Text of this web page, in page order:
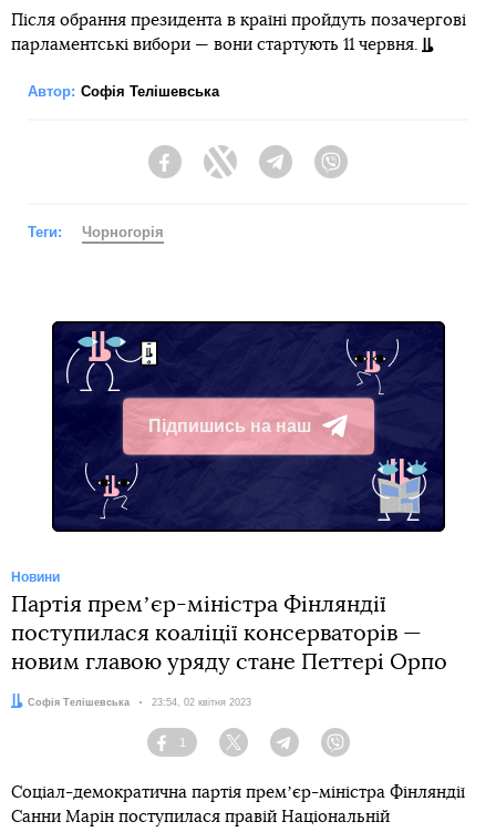
Після обрання президента в країні пройдуть позачергові
парламентські вибори — вони стартують 11 червня.
Автор: Софія Телішевська
FacebookTwitter Telegram
Теги: Чорногорія
Підпишись на наш
Telegram
Новини
Партія премʼєр-міністра Фінляндії
поступилася коаліції консерваторів —
новим главою уряду стане Петтері Орпо
Автор:
Софія Телішевська Дата:
23:54, 02 квітня 2023
Facebook
1
Twitter TelegramViber
Соціал-демократична партія премʼєр-міністра Фінляндії
Санни Марін поступилася правій Національній